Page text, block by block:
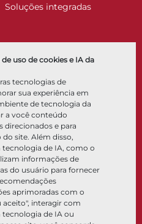
uso de cookies e IA da
tecnologias de
sua experiência em
de tecnologia da
a você conteúdo
direcionados e para
do site. Além disso,
de IA, como o
informações de
do usuário para fornecer
aprimoradas com o
aceito", interagir com
tecnologia de IA ou
Soluções integradas
Recursos
Documentos
Centro de conhecimento
Software
Seleção de materiais